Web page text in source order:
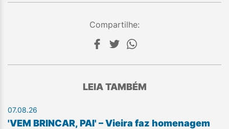
Compartilhe:
LEIA TAMBÉM
07.08.26
'VEM BRINCAR, PAI' – Vieira faz homenagem